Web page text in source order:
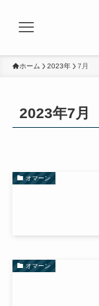
ホーム 2023年 7月
2023年7月
オマーン
オマーン